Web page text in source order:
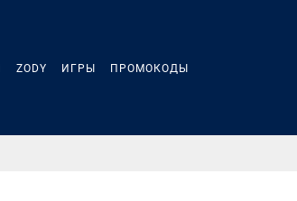
ZODY ИГРЫ ПРОМОКОДЫ